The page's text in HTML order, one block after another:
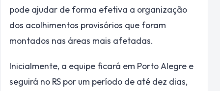
pode ajudar de forma efetiva a organização
dos acolhimentos provisórios que foram
montados nas áreas mais afetadas.
Inicialmente, a equipe ficará em Porto Alegre e
seguirá no RS por um período de até dez dias,